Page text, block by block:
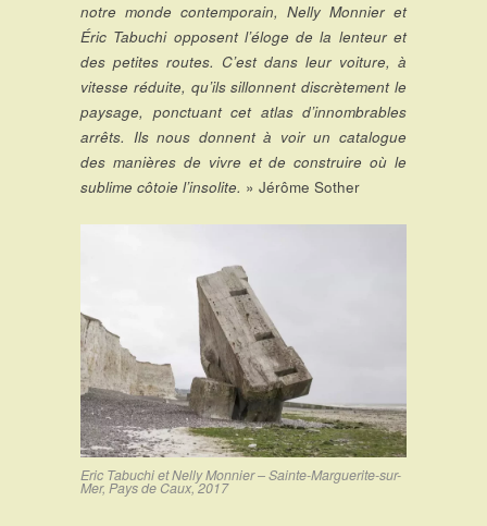
notre monde contemporain, Nelly Monnier et
Éric Tabuchi opposent l’éloge de la lenteur et
des petites routes. C’est dans leur voiture, à
vitesse réduite, qu’ils sillonnent discrètement le
paysage, ponctuant cet atlas d’innombrables
arrêts. Ils nous donnent à voir un catalogue
des manières de vivre et de construire où le
sublime côtoie l’insolite. » Jérôme Sother
Eric Tabuchi et Nelly Monnier – Sainte-Marguerite-sur-
Mer, Pays de Caux, 2017